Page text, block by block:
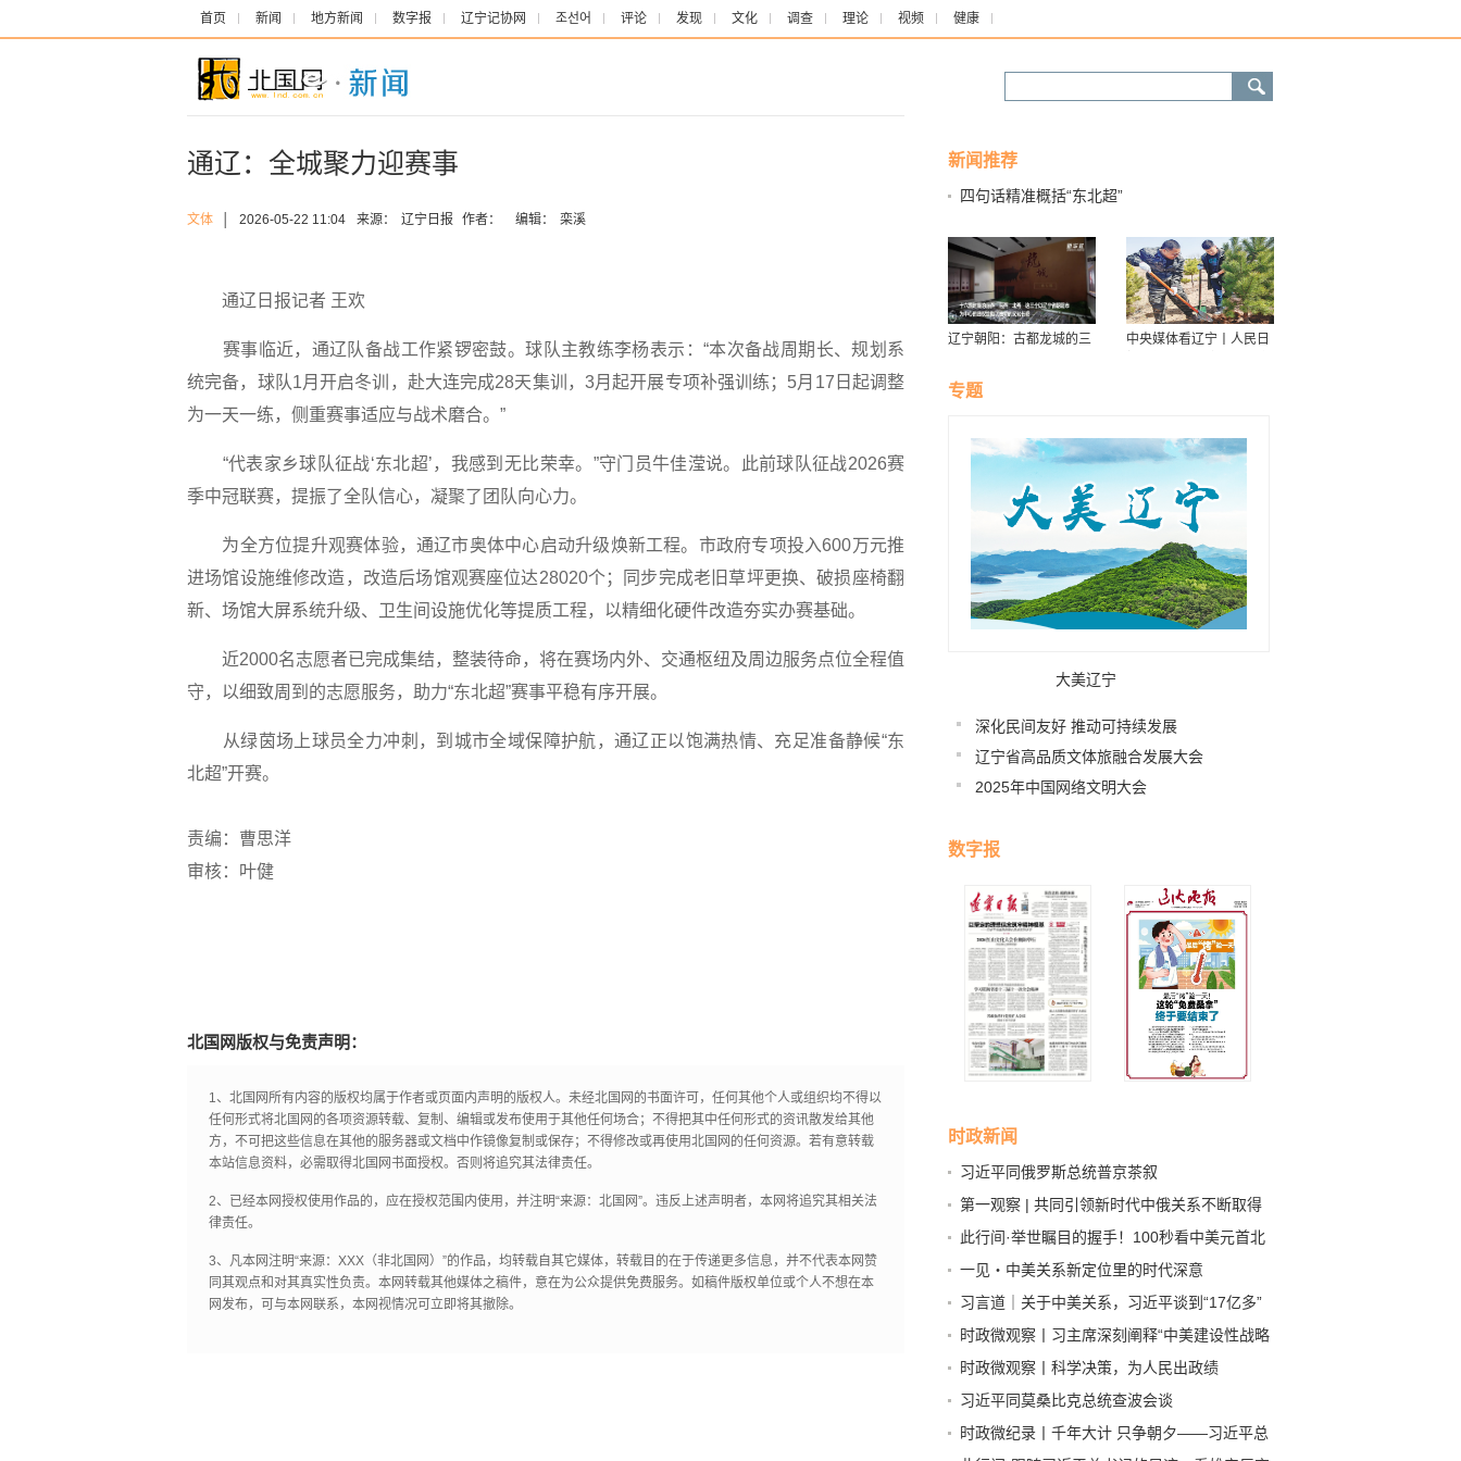
首页 新闻 地方新闻 数字报 辽宁记协网 조선어 评论 发现 文化 调查 理论 视频 健康
通辽：全城聚力迎赛事
文体 2026-05-22 11:04 来源： 辽宁日报 作者： 编辑： 栾溪
通辽日报记者 王欢
赛事临近，通辽队备战工作紧锣密鼓。球队主教练李杨表示：“本次备战周期长、规划系
统完备，球队1月开启冬训，赴大连完成28天集训，3月起开展专项补强训练；5月17日起调整
为一天一练，侧重赛事适应与战术磨合。”
“代表家乡球队征战‘东北超’，我感到无比荣幸。”守门员牛佳滢说。此前球队征战2026赛
季中冠联赛，提振了全队信心，凝聚了团队向心力。
为全方位提升观赛体验，通辽市奥体中心启动升级焕新工程。市政府专项投入600万元推
进场馆设施维修改造，改造后场馆观赛座位达28020个；同步完成老旧草坪更换、破损座椅翻
新、场馆大屏系统升级、卫生间设施优化等提质工程，以精细化硬件改造夯实办赛基础。
近2000名志愿者已完成集结，整装待命，将在赛场内外、交通枢纽及周边服务点位全程值
守，以细致周到的志愿服务，助力“东北超”赛事平稳有序开展。
从绿茵场上球员全力冲刺，到城市全域保障护航，通辽正以饱满热情、充足准备静候“东
北超”开赛。
责编：曹思洋
审核：叶健
北国网版权与免责声明：
1、北国网所有内容的版权均属于作者或页面内声明的版权人。未经北国网的书面许可，任何其他个人或组织均不得以
任何形式将北国网的各项资源转载、复制、编辑或发布使用于其他任何场合；不得把其中任何形式的资讯散发给其他
方，不可把这些信息在其他的服务器或文档中作镜像复制或保存；不得修改或再使用北国网的任何资源。若有意转载
本站信息资料，必需取得北国网书面授权。否则将追究其法律责任。
2、已经本网授权使用作品的，应在授权范围内使用，并注明“来源：北国网”。违反上述声明者，本网将追究其相关法
律责任。
3、凡本网注明“来源：XXX（非北国网）”的作品，均转载自其它媒体，转载目的在于传递更多信息，并不代表本网赞
同其观点和对其真实性负责。本网转载其他媒体之稿件，意在为公众提供免费服务。如稿件版权单位或个人不想在本
网发布，可与本网联系，本网视情况可立即将其撤除。
新闻推荐
四句话精准概括“东北超”
辽宁朝阳：古都龙城的三
中央媒体看辽宁丨人民日
专题
大美辽宁
深化民间友好 推动可持续发展
辽宁省高品质文体旅融合发展大会
2025年中国网络文明大会
数字报
时政新闻
习近平同俄罗斯总统普京茶叙
第一观察 | 共同引领新时代中俄关系不断取得
新成果
此行间·举世瞩目的握手！100秒看中美元首北
京会晤
一见・中美关系新定位里的时代深意
习言道｜关于中美关系，习近平谈到“17亿多”
和“80多亿”
时政微观察丨习主席深刻阐释“中美建设性战略
稳定关系”的核心要义
时政微观察丨科学决策，为人民出政绩
习近平同莫桑比克总统查波会谈
时政微纪录丨千年大计 只争朝夕——习近平总
书记赴河北雄安新区考察纪实